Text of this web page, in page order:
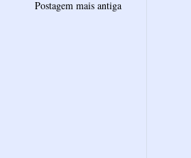
Postagem mais antiga